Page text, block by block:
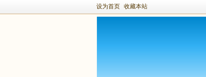
设为首页 收藏本站